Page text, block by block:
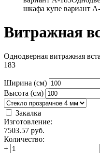
шкафа купе вариант
Витражная
Однодверная витражная
183
Ширина (см)
Высота (см)
Закалка
Изготовление:
7503.57 руб.
Количество:
+